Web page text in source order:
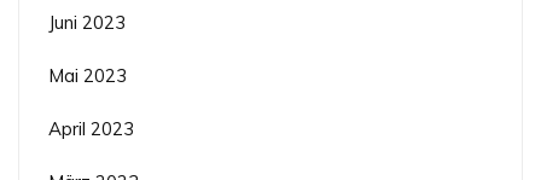
Juni 2023
Mai 2023
April 2023